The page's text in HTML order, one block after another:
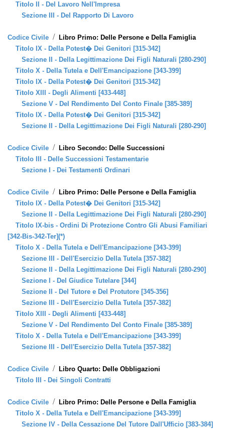
Titolo II - Del Lavoro Nell'Impresa
Sezione III - Del Rapporto Di Lavoro
Codice Civile / Libro Primo: Delle Persone e Della Famiglia
Titolo IX - Della Potest� Dei Genitori [315-342]
Sezione II - Della Legittimazione Dei Figli Naturali [280-290]
Titolo X - Della Tutela e Dell'Emancipazione [343-399]
Titolo IX - Della Potest� Dei Genitori [315-342]
Titolo XIII - Degli Alimenti [433-448]
Sezione V - Del Rendimento Del Conto Finale [385-389]
Titolo IX - Della Potest� Dei Genitori [315-342]
Sezione II - Della Legittimazione Dei Figli Naturali [280-290]
Codice Civile / Libro Secondo: Delle Successioni
Titolo III - Delle Successioni Testamentarie
Sezione I - Dei Testamenti Ordinari
Codice Civile / Libro Primo: Delle Persone e Della Famiglia
Titolo IX - Della Potest� Dei Genitori [315-342]
Sezione II - Della Legittimazione Dei Figli Naturali [280-290]
Titolo IX-bis - Ordini Di Protezione Contro Gli Abusi Familiari
[342-Bis-342-Ter](*)
Titolo X - Della Tutela e Dell'Emancipazione [343-399]
Sezione III - Dell'Esercizio Della Tutela [357-382]
Sezione II - Della Legittimazione Dei Figli Naturali [280-290]
Sezione I - Del Giudice Tutelare [344]
Sezione II - Del Tutore e Del Protutore [345-356]
Sezione III - Dell'Esercizio Della Tutela [357-382]
Titolo XIII - Degli Alimenti [433-448]
Sezione V - Del Rendimento Del Conto Finale [385-389]
Titolo X - Della Tutela e Dell'Emancipazione [343-399]
Sezione III - Dell'Esercizio Della Tutela [357-382]
Codice Civile / Libro Quarto: Delle Obbligazioni
Titolo III - Dei Singoli Contratti
Codice Civile / Libro Primo: Delle Persone e Della Famiglia
Titolo X - Della Tutela e Dell'Emancipazione [343-399]
Sezione IV - Della Cessazione Del Tutore Dall'Ufficio [383-384]